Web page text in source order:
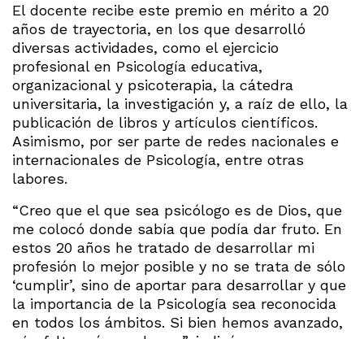
El docente recibe este premio en mérito a 20
años de trayectoria, en los que desarrolló
diversas actividades, como el ejercicio
profesional en Psicología educativa,
organizacional y psicoterapia, la cátedra
universitaria, la investigación y, a raíz de ello, la
publicación de libros y artículos científicos.
Asimismo, por ser parte de redes nacionales e
internacionales de Psicología, entre otras
labores.
“Creo que el que sea psicólogo es de Dios, que
me colocó donde sabía que podía dar fruto. En
estos 20 años he tratado de desarrollar mi
profesión lo mejor posible y no se trata de sólo
‘cumplir’, sino de aportar para desarrollar y que
la importancia de la Psicología sea reconocida
en todos los ámbitos. Si bien hemos avanzado,